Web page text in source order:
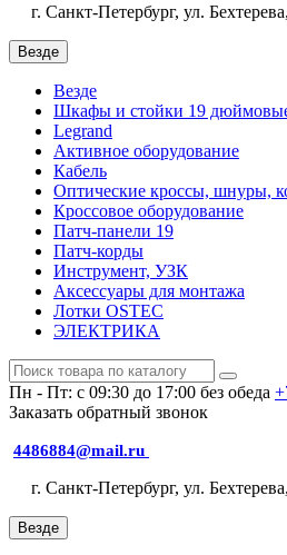
г. Санкт-Петербург, ул.
Везде
Везде
Шкафы и стойки 19
Legrand
Активное оборудование
Кабель
Оптические кроссы, шнуры,
Кроссовое оборудование
Патч-панели 19
Патч-корды
Инструмент, УЗК
Аксессуары для монтажа
Лотки OSTEC
ЭЛЕКТРИКА
Пн - Пт: с 09:30 до 17:00 без обеда
Заказать обратный звонок
4486884@mail.ru
г. Санкт-Петербург, ул.
Везде